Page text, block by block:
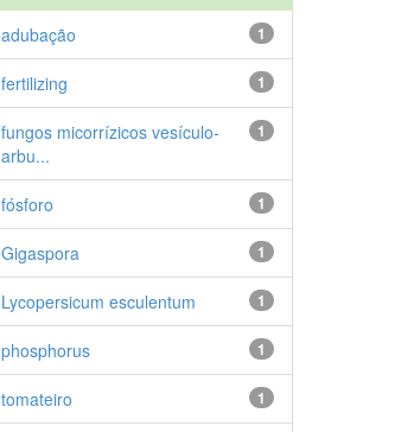
1
adubação
1
fertilizing
1
fungos micorrízicos vesículo-
arbu...
1
fósforo
1
Gigaspora
1
Lycopersicum esculentum
1
phosphorus
1
tomateiro